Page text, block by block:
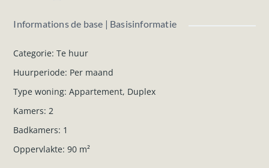
Informations de base | Basisinformatie
Categorie: Te huur
Huurperiode: Per maand
Type woning: Appartement, Duplex
Kamers: 2
Badkamers: 1
Oppervlakte: 90 m²